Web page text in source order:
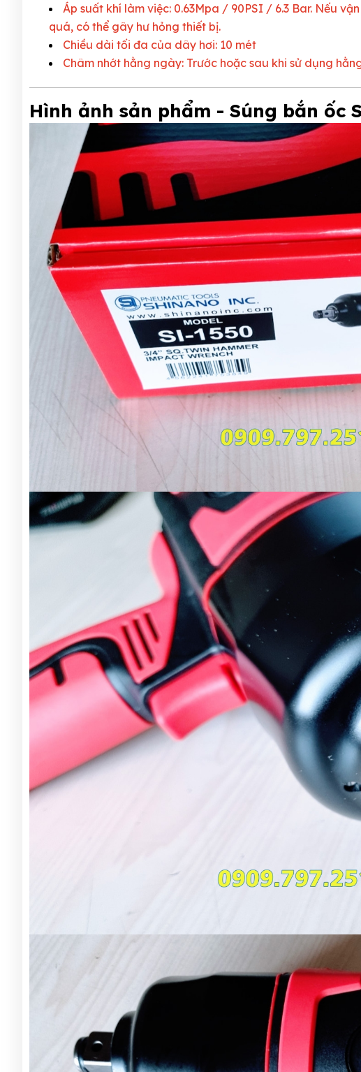
Áp suất khí làm việc: 0.63Mpa / 90PSI / 6.3 Bar. Nếu
quá, có thể gây hư hỏng thiết bị.
Chiều dài tối đa của dây hơi: 10 mét
Châm nhớt hằng ngày: Trước hoặc sau khi sử dụng
Hình ảnh sản phẩm - Súng bắn ốc